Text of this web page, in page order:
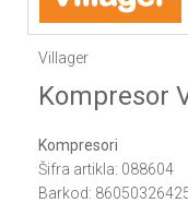
Villager
Kompresor
Kompresori
Šifra artikla: 088604
Barkod: